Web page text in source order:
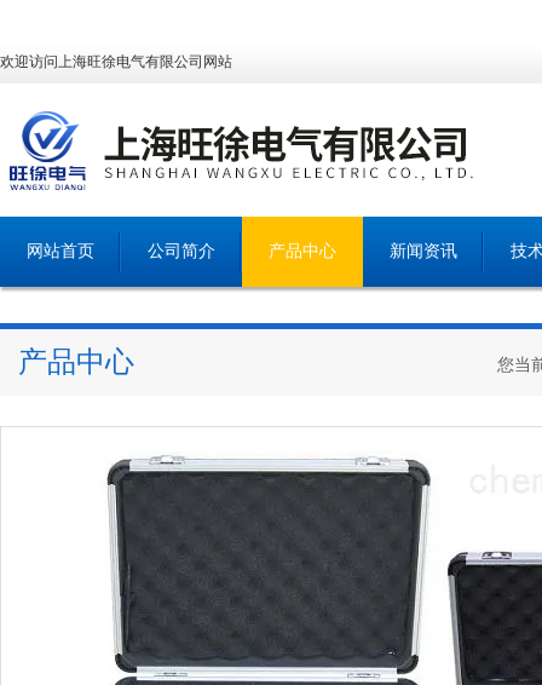
欢迎访问上海旺徐电气有限公司网站
网站首页 公司简介 产品中心 新闻资讯 技
产品中心 您当